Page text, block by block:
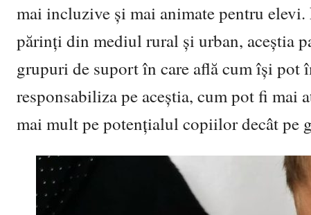
mai incluzive și mai animate pentru
părinți din mediul rural și urban, aceștia
grupuri de suport în care află cum își
responsabiliza pe aceștia, cum pot fi mai
mai mult pe potențialul copiilor decât pe